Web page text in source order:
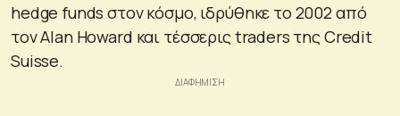
hedge funds στον κόσμο, ιδρύθηκε το 2002 από
τον Alan Howard και τέσσερις traders της Credit
Suisse.